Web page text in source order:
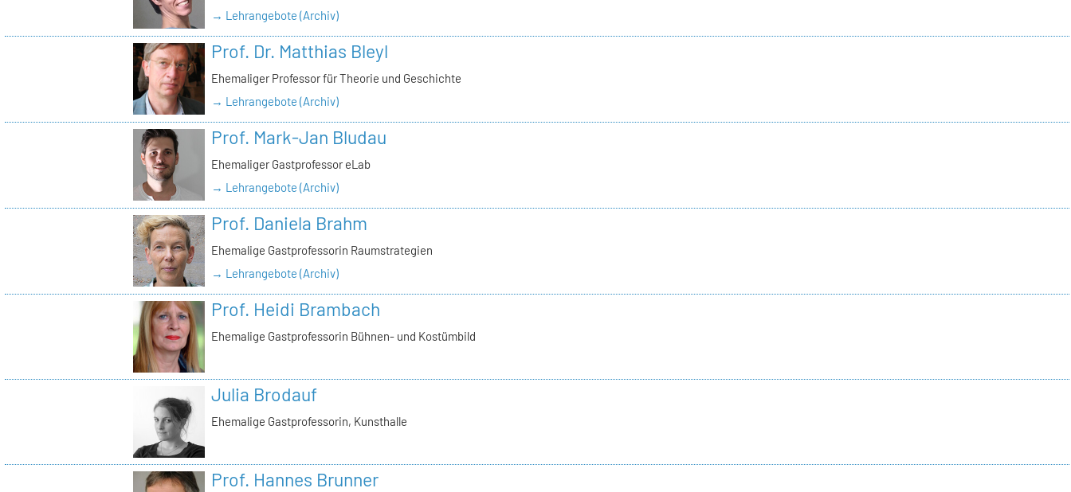
→ Lehrangebote (Archiv)
Prof. Dr. Matthias Bleyl
Ehemaliger Professor für Theorie und Geschichte
→ Lehrangebote (Archiv)
Prof. Mark-Jan Bludau
Ehemaliger Gastprofessor eLab
→ Lehrangebote (Archiv)
Prof. Daniela Brahm
Ehemalige Gastprofessorin Raumstrategien
→ Lehrangebote (Archiv)
Prof. Heidi Brambach
Ehemalige Gastprofessorin Bühnen- und Kostümbild
Julia Brodauf
Ehemalige Gastprofessorin, Kunsthalle
Prof. Hannes Brunner